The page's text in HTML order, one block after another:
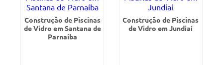
Construção de Piscinas
de Vidro em Santana de
Parnaíba
Construção de Piscinas
de Vidro em Jundiaí